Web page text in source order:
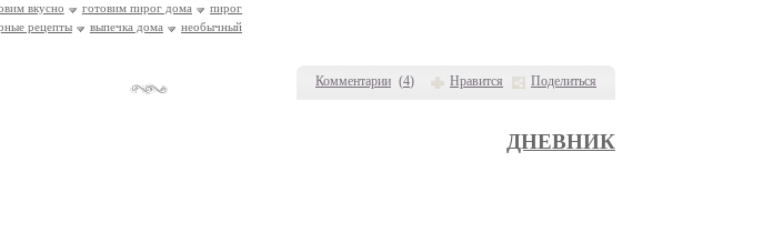
Комментарии (4) Нравится Поделиться
вкусно готовим пирог дома
пирог
рецепты выпечка дома
необычный
ДНЕВНИК